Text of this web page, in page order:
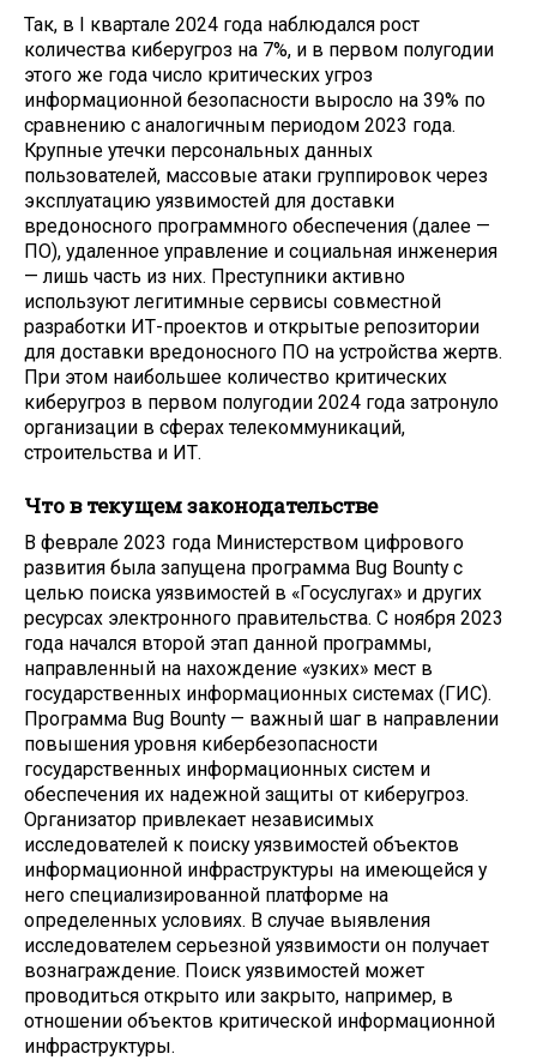
Так, в I квартале 2024 года наблюдался рост
количества киберугроз на 7%, и в первом полугодии
этого же года число критических угроз
информационной безопасности выросло на 39% по
сравнению с аналогичным периодом 2023 года.
Крупные утечки персональных данных
пользователей, массовые атаки группировок через
эксплуатацию уязвимостей для доставки
вредоносного программного обеспечения (далее —
ПО), удаленное управление и социальная инженерия
— лишь часть из них. Преступники активно
используют легитимные сервисы совместной
разработки ИТ-проектов и открытые репозитории
для доставки вредоносного ПО на устройства жертв.
При этом наибольшее количество критических
киберугроз в первом полугодии 2024 года затронуло
организации в сферах телекоммуникаций,
строительства и ИТ.
Что в текущем законодательстве
В феврале 2023 года Министерством цифрового
развития была запущена программа Bug Bounty с
целью поиска уязвимостей в «Госуслугах» и других
ресурсах электронного правительства. С ноября 2023
года начался второй этап данной программы,
направленный на нахождение «узких» мест в
государственных информационных системах (ГИС).
Программа Bug Bounty — важный шаг в направлении
повышения уровня кибербезопасности
государственных информационных систем и
обеспечения их надежной защиты от киберугроз.
Организатор привлекает независимых
исследователей к поиску уязвимостей объектов
информационной инфраструктуры на имеющейся у
него специализированной платформе на
определенных условиях. В случае выявления
исследователем серьезной уязвимости он получает
вознаграждение. Поиск уязвимостей может
проводиться открыто или закрыто, например, в
отношении объектов критической информационной
инфраструктуры.